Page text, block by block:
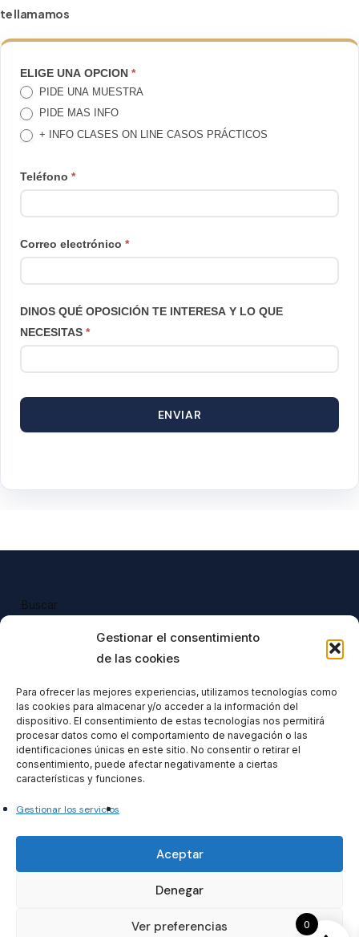
Gestionar el consentimiento
de las cookies
Para ofrecer las mejores experiencias, utilizamos tecnologías como
las cookies para almacenar y/o acceder a la información del
dispositivo. El consentimiento de estas tecnologías nos permitirá
procesar datos como el comportamiento de navegación o las
identificaciones únicas en este sitio. No consentir o retirar el
consentimiento, puede afectar negativamente a ciertas
características y funciones.
Gestionar los servicios
Aceptar
Denegar
Ver preferencias
Las
opciones
se
pueden
en
te llamamos
TE
LLAMAMOS
ELIGE UNA OPCION *
PIDE UNA MUESTRA
PIDE MAS INFO
+ INFO CLASES ON LINE CASOS PRÁCTICOS
Teléfono *
Correo electrónico *
DINOS QUÉ OPOSICIÓN TE INTERESA Y LO QUE
NECESITAS *
ENVIAR
Buscar
Todos nuestros productos tienen
incluido el IVA en su precio.
0